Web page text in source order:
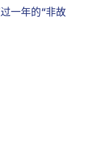
一年的“非故